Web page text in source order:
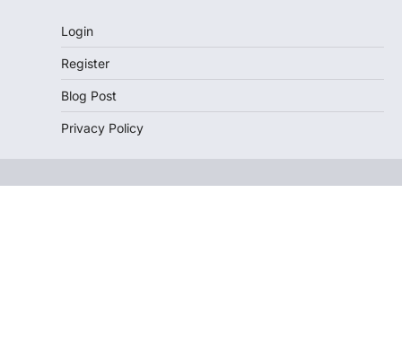
Login
Register
Blog Post
Privacy Policy